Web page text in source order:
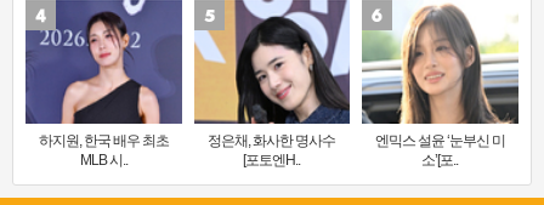
하지원, 한국 배우 최초
MLB 시..
정은채, 화사한 명사수
[포토엔H..
엔믹스 설윤 ‘눈부신 미
소’[포..